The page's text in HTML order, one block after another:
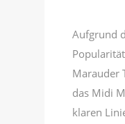
Aufgrund
Marauder
das Midi
klaren